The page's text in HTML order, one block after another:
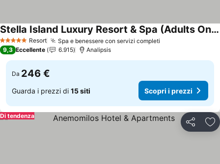
5 Stelle Resort Spa e benessere con servizi completi
Stella Island Luxury Resort & Spa (Adults Only)
9,3 Eccellente 6.915 Analipsis
Da 246 €
Guarda i prezzi di 15 siti Scopri i prezzi
Condividi
Di tendenza